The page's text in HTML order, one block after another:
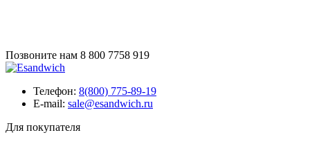
Позвоните нам 8 800 7758 919
Телефон: 8(800) 775-89-19
E-mail: sale@esandwich.ru
Для покупателя